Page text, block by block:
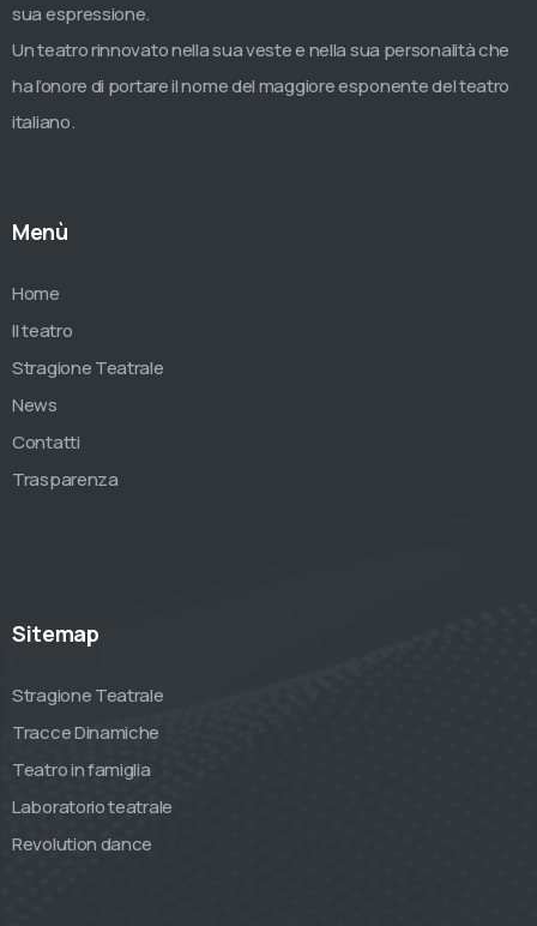
sua espressione.
Un teatro rinnovato nella sua veste e nella sua personalità che
ha l’onore di portare il nome del maggiore esponente del teatro
italiano.
Menù
Home
Il teatro
Stragione Teatrale
News
Contatti
Trasparenza
Sitemap
Stragione Teatrale
Tracce Dinamiche
Teatro in famiglia
Laboratorio teatrale
Revolution dance